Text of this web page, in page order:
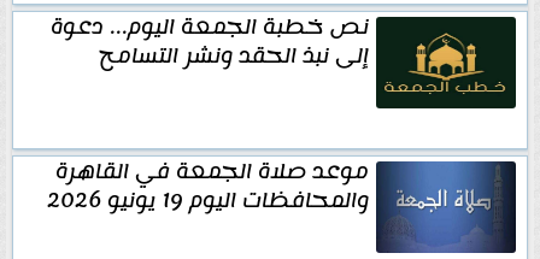
نص خطبة الجمعة اليوم... دعوة
إلى نبذ الحقد ونشر التسامح
موعد صلاة الجمعة في القاهرة
والمحافظات اليوم 19 يونيو 2026